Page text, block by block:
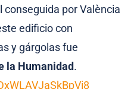
conseguida por València
edificio con
y gárgolas fue
la Humanidad.